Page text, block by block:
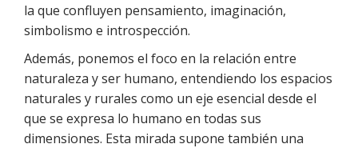
la que confluyen pensamiento, imaginación,
simbolismo e introspección.
Además, ponemos el foco en la relación entre
naturaleza y ser humano, entendiendo los espacios
naturales y rurales como un eje esencial desde el
que se expresa lo humano en todas sus
dimensiones. Esta mirada supone también una